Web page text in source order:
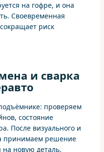
на гофре, и она
Своевременная
риск
и сварка
проверяем
состояние
После визуального и
принимаем решение
новую деталь.